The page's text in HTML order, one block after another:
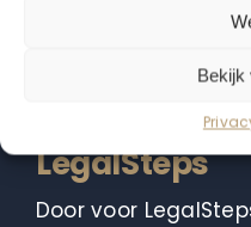
Bekijk
De
LegalSteps
Door voor